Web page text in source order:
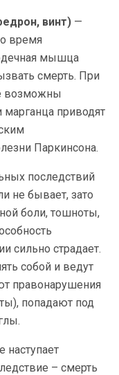
винт) —
время
мышца
смерть. При
возможны
приводят
Паркинсона.
последствий
не бывает, зато
боли, тошноты,
сильно страдает.
собой и ведут
правонарушения
попадают под
наступает
– смерть